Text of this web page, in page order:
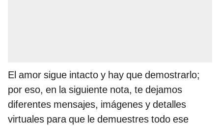
El amor sigue intacto y hay que demostrarlo;
por eso, en la siguiente nota, te dejamos
diferentes mensajes, imágenes y detalles
virtuales para que le demuestres todo ese